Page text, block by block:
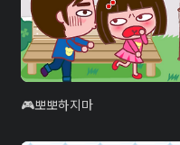
뽀뽀하지마